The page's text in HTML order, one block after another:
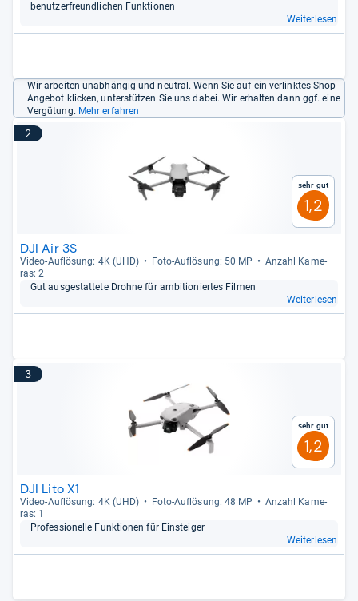
benut­zer­freund­li­chen Funk­tio­nen
Weiterlesen
Wir arbeiten unabhängig und neutral. Wenn Sie auf ein verlinktes Shop-
Angebot klicken, unterstützen Sie uns dabei. Wir erhalten dann ggf. eine
Vergütung. Mehr erfahren
2
Sehr gut
1,2
DJI Air 3S
Video-​Auf­lö­sung: 4K (UHD) Foto-​Auf­lö­sung: 50 MP
Anzahl Kame­
ras: 2
Gut aus­ge­stat­tete Drohne für ambi­tio­nier­tes Fil­men
Weiterlesen
3
Sehr gut
1,2
DJI Lito X1
Video-​Auf­lö­sung: 4K (UHD) Foto-​Auf­lö­sung: 48 MP
Anzahl Kame­
ras: 1
Pro­fes­sio­nelle Funk­tio­nen für Ein­stei­ger
Weiterlesen